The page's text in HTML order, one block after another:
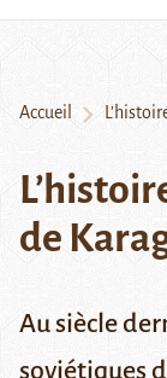
Accueil
de
Au siècle
soviétiques